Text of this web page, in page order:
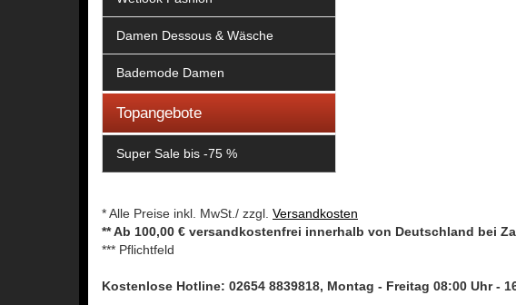
Damen Dessous & Wäsche
Bademode Damen
Topangebote
Super Sale bis -75 %
* Alle Preise inkl. MwSt./ zzgl. Versandkosten
** Ab 100,00 € versandkostenfrei innerhalb von Deutschland bei
*** Pflichtfeld
Kostenlose Hotline: 02654 8839818, Montag - Freitag 08:00 Uhr -